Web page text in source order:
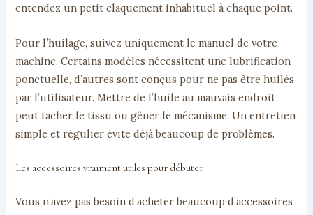
entendez un petit claquement inhabituel à chaque point.
Pour l’huilage, suivez uniquement le manuel de votre
machine. Certains modèles nécessitent une lubrification
ponctuelle, d’autres sont conçus pour ne pas être huilés
par l’utilisateur. Mettre de l’huile au mauvais endroit
peut tacher le tissu ou gêner le mécanisme. Un entretien
simple et régulier évite déjà beaucoup de problèmes.
Les accessoires vraiment utiles pour débuter
Vous n’avez pas besoin d’acheter beaucoup d’accessoires